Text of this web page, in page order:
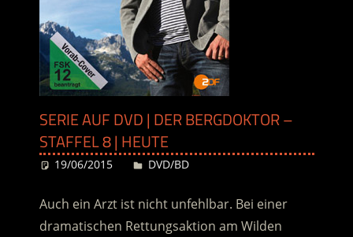
SERIE AUF DVD | DER BERGDOKTOR –
STAFFEL 8 | HEUTE
19/06/2015 Desiree
DVD/BD
Auch ein Arzt ist nicht unfehlbar. Bei einer
dramatischen Rettungsaktion am Wilden